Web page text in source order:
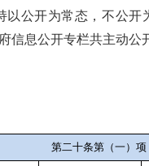
公开为常态，不公
信息公开专栏共主动公
第二十条第（一）项